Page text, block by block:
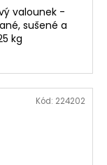
valounek -
sušené a
kg
Kód: 224202